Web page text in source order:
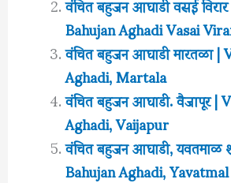
Bahujan Aghadi Vasai
वंचित बहुजन आघाडी मारतळा
Aghadi, Martala
वंचित बहुजन आघाडी. वैजापूर
Aghadi, Vaijapur
वंचित बहुजन आघाडी,
Bahujan Aghadi, Yavatmal